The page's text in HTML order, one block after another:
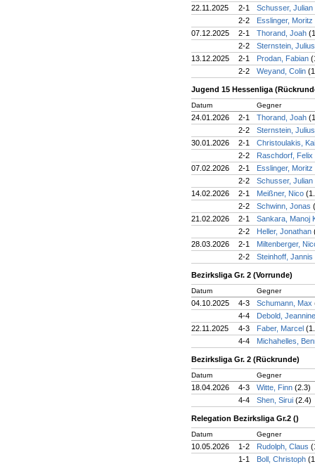
22.11.2025
2-1
Schusser, Julian
2-2
Esslinger, Moritz
07.12.2025
2-1 Thorand, Joah
2-2
Sternstein,
13.12.2025
2-1 Prodan, Fabian
2-2
Weyand, Colin
Jugend 15 Hessenliga
Datum Gegner
24.01.2026 2-1 Thorand, Joah
2-2
Sternstein,
30.01.2026
2-1
Christoulakis,
2-2
Raschdorf, Felix
07.02.2026
2-1
Esslinger, Moritz
2-2
Schusser, Julian
14.02.2026
2-1 Meißner, Nico
2-2
Schwinn, Jonas
21.02.2026
2-1
Sankara, Manoj
2-2
Heller, Jonathan
28.03.2026
2-1
Miltenberger,
2-2
Steinhoff, Jannis
Bezirksliga Gr. 2 (Vorrunde)
Datum Gegner
04.10.2025 4-3 Schumann, Max
4-4
Debold,
22.11.2025
4-3 Faber, Marcel
4-4
Michahelles,
Bezirksliga Gr. 2 (Rückrunde)
Datum Gegner
18.04.2026 4-3 Witte, Finn (2.3)
4-4
Shen, Sirui (2.4)
Relegation Bezirksliga Gr.2 ()
Datum Gegner
10.05.2026 1-2 Rudolph, Claus
1-1
Boll, Christoph